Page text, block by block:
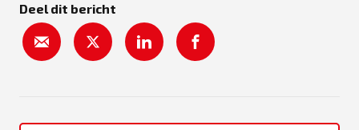
Deel dit bericht